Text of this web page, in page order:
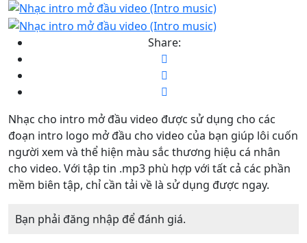
Share:
Nhạc cho intro mở đầu video được sử dụng cho các
đoạn intro logo mở đầu cho video của bạn giúp lôi cuốn
người xem và thể hiện màu sắc thương hiệu cá nhân
cho video. Với tập tin .mp3 phù hợp với tất cả các phần
mềm biên tập, chỉ cần tải về là sử dụng được ngay.
Bạn phải đăng nhập để đánh giá.